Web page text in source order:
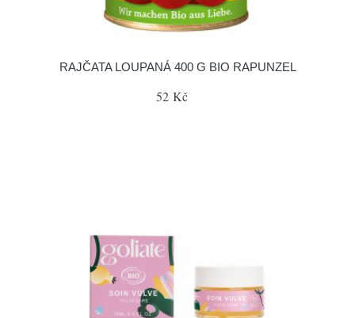
RAJČATA LOUPANÁ 400 G BIO RAPUNZEL
52 Kč